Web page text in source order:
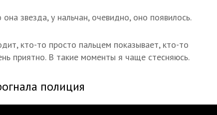
звезда, у нальчан, очевидно, оно появилось.
кто-то просто пальцем показывает, кто-то
приятно. В такие моменты я чаще стесняюсь.
полиция